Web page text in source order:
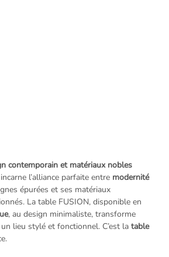
contemporain et matériaux nobles
l’alliance parfaite entre modernité
épurées et ses matériaux
La table FUSION, disponible en
, au design minimaliste, transforme
lieu stylé et fonctionnel. C’est latable